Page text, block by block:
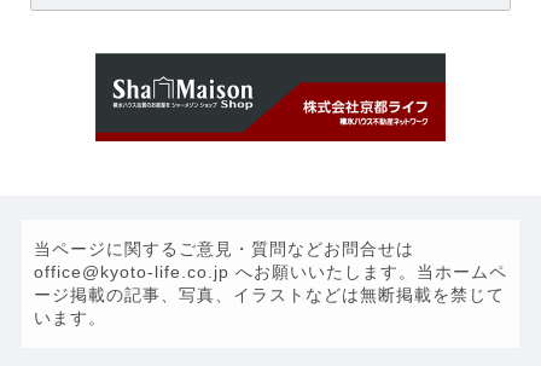
当ページに関するご意見・質問などお問合せは
office@kyoto-life.co.jp へお願いいたします。当ホームペ
ージ掲載の記事、写真、イラストなどは無断掲載を禁じて
います。